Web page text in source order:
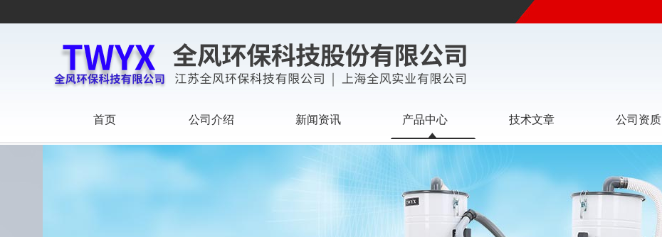
首页 公司介绍 新闻资讯 产品中心 技术文章 公司资质